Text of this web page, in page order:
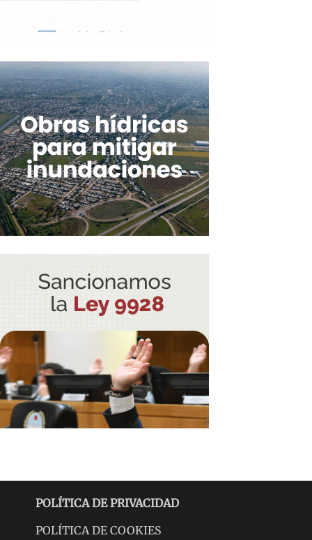
POLÍTICA DE PRIVACIDAD
POLÍTICA DE COOKIES